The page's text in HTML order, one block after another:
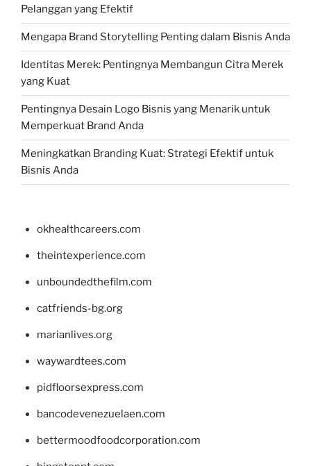
Pelanggan yang Efektif
Mengapa Brand Storytelling Penting dalam Bisnis Anda
Identitas Merek: Pentingnya Membangun Citra Merek
yang Kuat
Pentingnya Desain Logo Bisnis yang Menarik untuk
Memperkuat Brand Anda
Meningkatkan Branding Kuat: Strategi Efektif untuk
Bisnis Anda
okhealthcareers.com
theintexperience.com
unboundedthefilm.com
catfriends-bg.org
marianlives.org
waywardtees.com
pidfloorsexpress.com
bancodevenezuelaen.com
bettermoodfoodcorporation.com